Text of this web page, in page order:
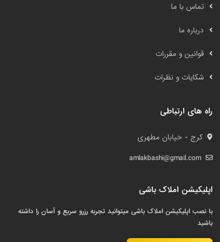
تماس با ما
درباره ما
قوانین و مقررات
شکایات و نظرات
راه های ارتباطی
کرج - خیابان مطهری
amlakbashi@gmail.com
اپلیکیشن املاک باشی
با نصب اپلیکیشن املاک باشی میتوانید تجربه رزرو سریع و آسان را داشته
باشید